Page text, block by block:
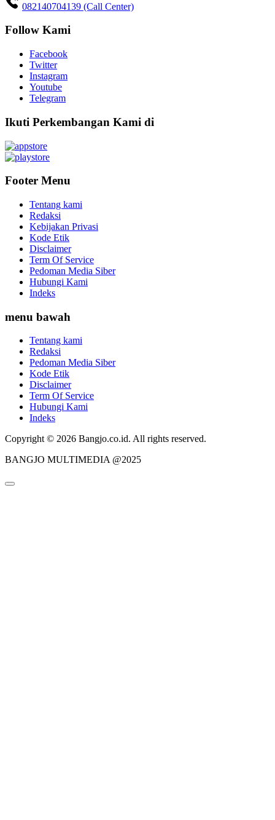
082140704139 (Call Center)
Follow Kami
Facebook
Twitter
Instagram
Youtube
Telegram
Ikuti Perkembangan Kami di
Footer Menu
Tentang kami
Redaksi
Kebijakan Privasi
Kode Etik
Disclaimer
Term Of Service
Pedoman Media Siber
Hubungi Kami
Indeks
menu bawah
Tentang kami
Redaksi
Pedoman Media Siber
Kode Etik
Disclaimer
Term Of Service
Hubungi Kami
Indeks
Copyright © 2026 Bangjo.co.id. All rights reserved.
BANGJO MULTIMEDIA @2025